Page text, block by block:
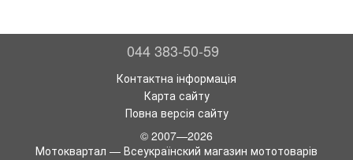
044 383-50-59
Контактна інформація
Карта сайту
Повна версія сайту
© 2007—2026
Мотоквартал — Всеукраїнский магазин мототоварів